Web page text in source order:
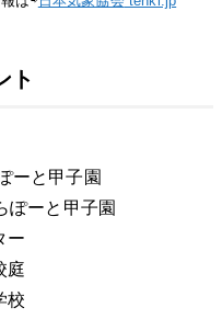
ト
ーと甲子園
ぽーと甲子園
ー
庭
校